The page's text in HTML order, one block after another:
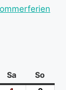
Sa Samstag
So